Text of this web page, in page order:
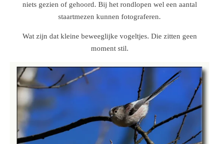
niets gezien of gehoord. Bij het rondlopen wel een aantal
staartmezen kunnen fotograferen.
Wat zijn dat kleine beweeglijke vogeltjes. Die zitten geen
moment stil.